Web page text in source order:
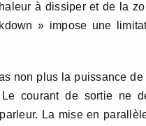
à dissiper et de la
» impose une
non plus la puissance
courant de sortie ne
La mise en